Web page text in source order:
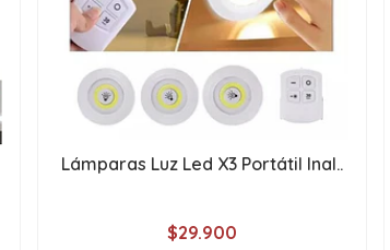
Lámparas Luz Led X3 Portátil Inal..
$29.900